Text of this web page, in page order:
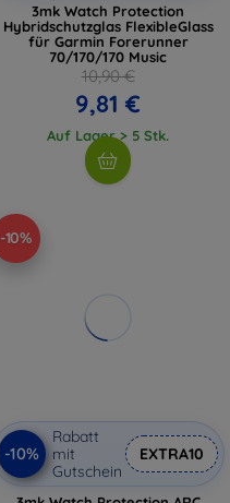
3mk Watch Protection
Hybridschutzglas FlexibleGlass
für Garmin Forerunner
70/170/170 Music
10,90 €
9,81 €
Auf Lager > 5 Stk.
-10%
-10%
Rabatt
mit
Gutschein
EXTRA10